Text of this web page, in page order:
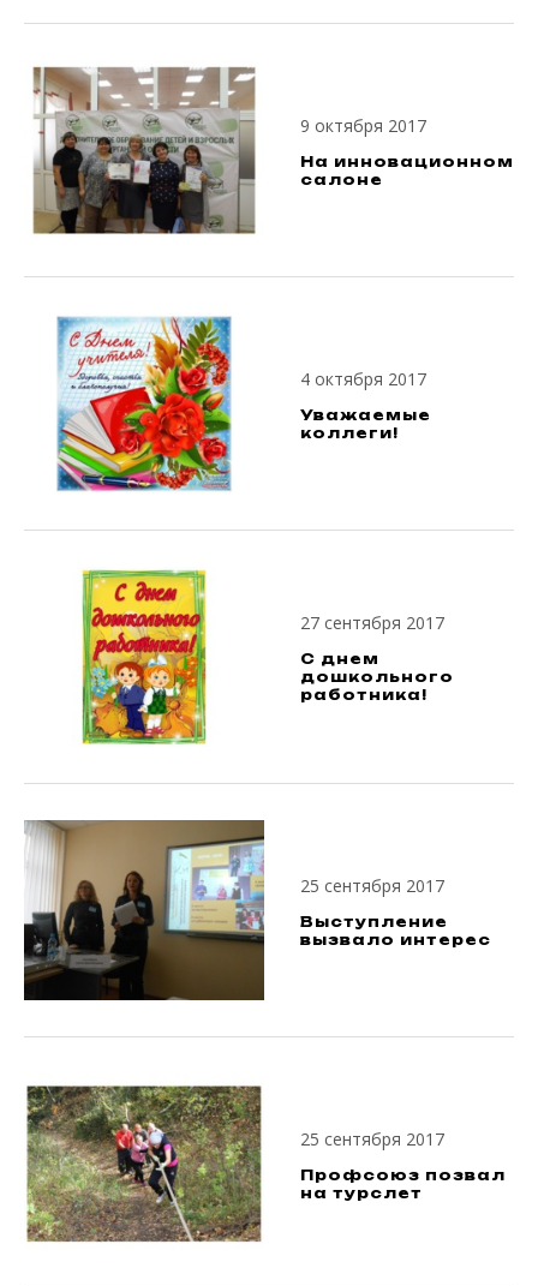
9 октября 2017
На инновационном
салоне
4 октября 2017
Уважаемые
коллеги!
27 сентября 2017
С днем
дошкольного
работника!
25 сентября 2017
Выступление
вызвало интерес
25 сентября 2017
Профсоюз позвал
на турслет